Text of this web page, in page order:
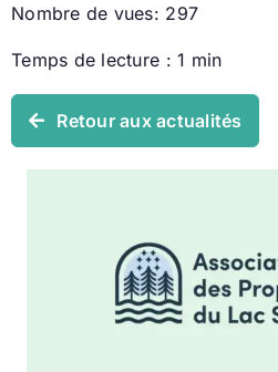
Nombre de vues: 297
Temps de lecture : 1 min
Retour aux actualités